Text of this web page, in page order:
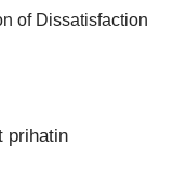
of Dissatisfaction
prihatin